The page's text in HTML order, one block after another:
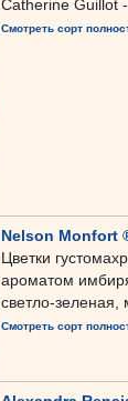
Catherine Guillot
Смотреть сорт
Nelson Monfort
Цветки
ароматом
светло-зеленая,
Смотреть сорт